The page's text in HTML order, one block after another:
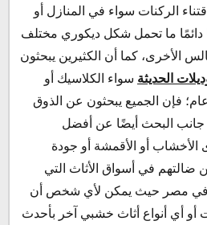
الركنات سواء في المنازل أو
دائمًا ما تحمل شكل ديكوري مختلف
الأخرى، كما أن الكثيرين يبحثون
الحديثة سواء الكلاسيك أو
فإن الجميع يبحثون عن الذوق
جانب البحث أيضًا عن أفضل
أو الأقمشة أو جودة
ضالتهم في أسواق الأثاث التي
في مصر حيث يمكن لأي شخص أن
أي أنواع أثاث خشبي آخر بأحدث